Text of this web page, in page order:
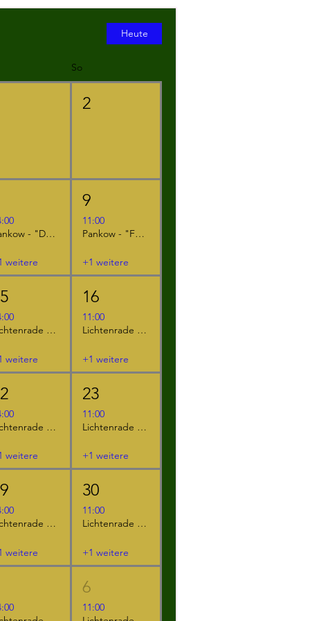
Heute
So
2
Pankow - "Der kleine Ritter Kackebart"
weitere
9
11:00
Pankow - "Furzipups, der Knatterdrache"
+1 weitere
Lichtenrade - "Furzipups und Lulu Lavazunge"
weitere
16
11:00
Lichtenrade - "Furzipups, der Knatterdrache"
+1 weitere
Lichtenrade - "Der kleine Ritter Kackebart"
weitere
23
11:00
Lichtenrade - "Furzipups und Lulu Lavazunge"
+1 weitere
Lichtenrade - "Das NEINhorn"
weitere
30
11:00
Lichtenrade - "Der kleine Ritter Kackebart"
+1 weitere
6
11:00